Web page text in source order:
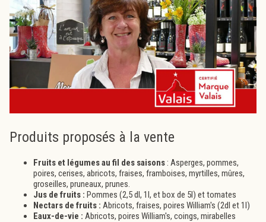
Produits proposés à la vente
Fruits et légumes au fil des saisons : Asperges, pommes,
poires, cerises, abricots, fraises, framboises, myrtilles, mûres,
groseilles, pruneaux, prunes.
Jus de fruits : Pommes (2,5 dl, 1l, et box de 5l) et tomates
Nectars de fruits : Abricots, fraises, poires William's (2dl et 1l)
Eaux-de-vie : Abricots, poires William's, coings, mirabelles